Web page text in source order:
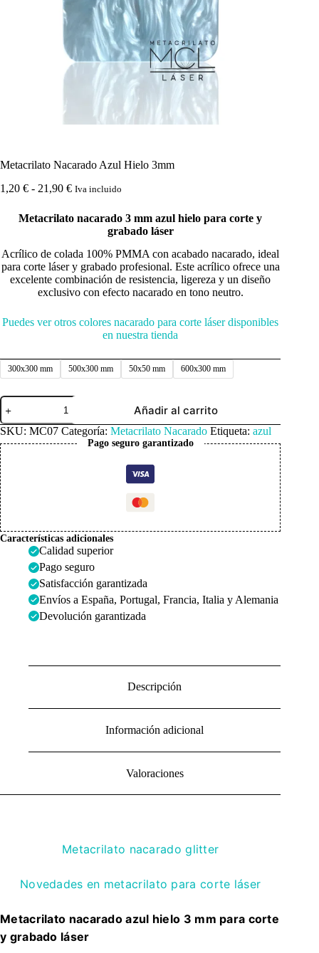
Metacrilato Nacarado Azul Hielo 3mm
1,20 € - 21,90 €Rango
desde
hasta
21,90 €
Iva incluido
Metacrilato nacarado 3 mm azul hielo para corte y
grabado láser
Acrílico de colada 100% PMMA con acabado nacarado, ideal
para corte láser y grabado profesional. Este acrílico ofrece una
excelente combinación de resistencia, ligereza y un diseño
exclusivo con efecto nacarado en tono neutro.
Puedes ver otros colores nacarado para corte láser disponibles
en nuestra tienda
300x300 mm 500x300 mm 50x50 mm 600x300 mm
Metacrilato
Nacarado
Azul
Hielo
3mm
cantidad
Añadir al carrito
SKU: MC07 Categoría: Metacrilato Nacarado Etiqueta: azul
Pago seguro garantizado
Características adicionales
Calidad superior
Pago seguro
Satisfacción garantizada
Envíos a España, Portugal, Francia, Italia y Alemania
Devolución garantizada
Descripción
Información adicional
Valoraciones
Metacrilato nacarado glitter
Novedades en metacrilato para corte láser
Metacrilato nacarado azul hielo 3 mm para corte
y grabado láser